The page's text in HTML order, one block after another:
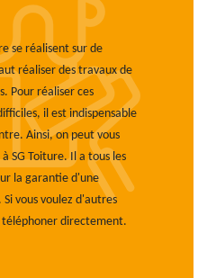
se réalisent sur de
réaliser des travaux de
Pour réaliser ces
il est indispensable
Ainsi, on peut vous
SG Toiture. Il a tous les
la garantie d'une
vous voulez d'autres
directement.